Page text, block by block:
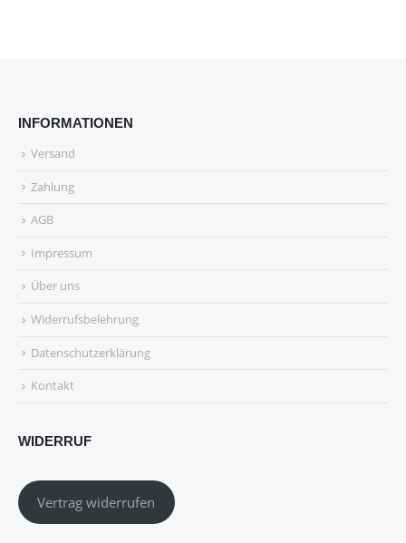
INFORMATIONEN
Versand
Zahlung
AGB
Impressum
Über uns
Widerrufsbelehrung
Datenschutzerklärung
Kontakt
WIDERRUF
Vertrag widerrufen